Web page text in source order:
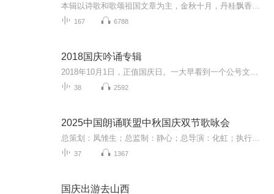
167 6788
2018国庆吟诵专辑
38 2592
2025中国朗诵联盟中秋国庆双节歌咏会
37 1367
国庆出游去山西